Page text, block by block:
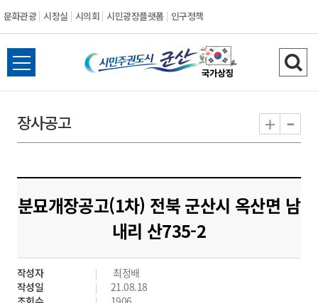
문화관광 시장실 시의회 시민광장플랫폼 인구정책
시
민
도
시
군
산
전
체
뉴
열
검
색
기
장사공고 + -
분묘개장공고(1차) 전북 군산시 옥산면 남
내리 산735-2
작성자
최정배
작성일
21.08.18